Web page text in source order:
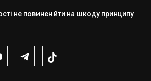
не повинен йти на шкоду принципу